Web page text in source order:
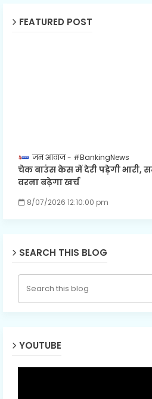
FEATURED POST
जन आवाज #BankingNews
चेक बाउंस केस में देरी पड़ेगी
वरना बढ़ेगा खर्च
8/07/2026 12:10:00 pm
SEARCH THIS BLOG
YOUTUBE